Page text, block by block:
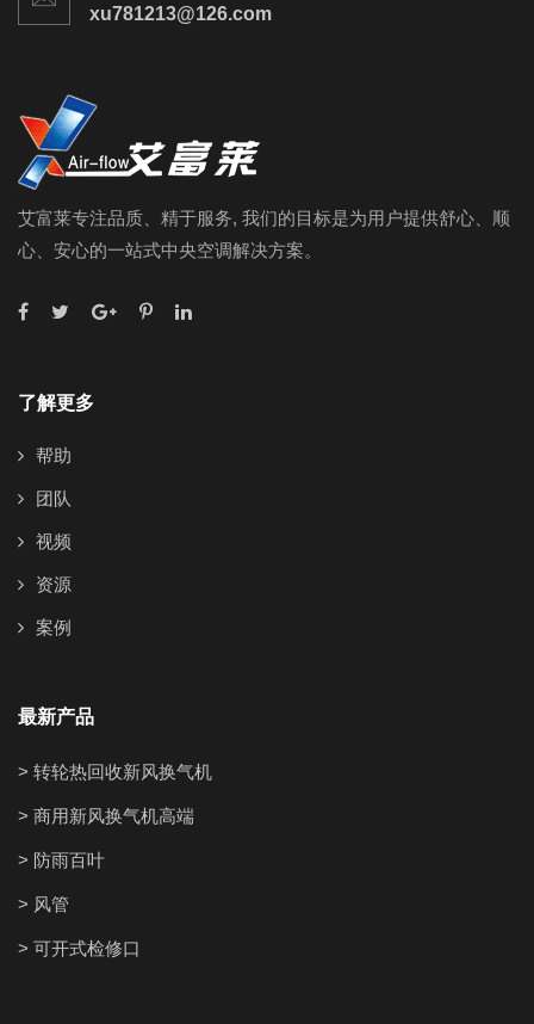
xu781213@126.com
艾富莱专注品质、精于服务, 我们的目标是为用户提供舒心、顺
心、安心的一站式中央空调解决方案。
了解更多
帮助
团队
视频
资源
案例
最新产品
> 转轮热回收新风换气机
> 商用新风换气机高端
> 防雨百叶
> 风管
> 可开式检修口